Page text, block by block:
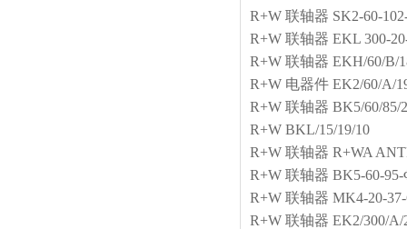
R+W 联轴器 SK2-60-
R+W 联轴器 EKL 300-
R+W 联轴器 EKH/60/B/
R+W 电器件 EK2/60/A/
R+W 联轴器 BK5/60/85/
R+W BKL/15/19/10
R+W 联轴器 R+WA
R+W 联轴器 BK5-60-
R+W 联轴器 MK4-20-
R+W 联轴器 EK2/300/A/